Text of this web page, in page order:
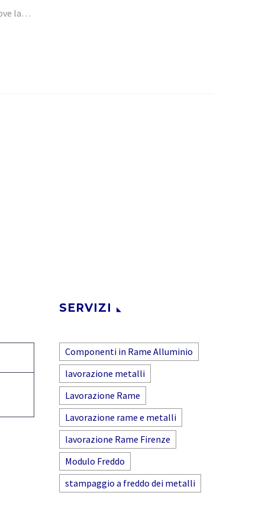
la…
SERVIZI
Componenti in Rame Alluminio
lavorazione metalli
Lavorazione Rame
Lavorazione rame e metalli
lavorazione Rame Firenze
Modulo Freddo
stampaggio a freddo dei metalli